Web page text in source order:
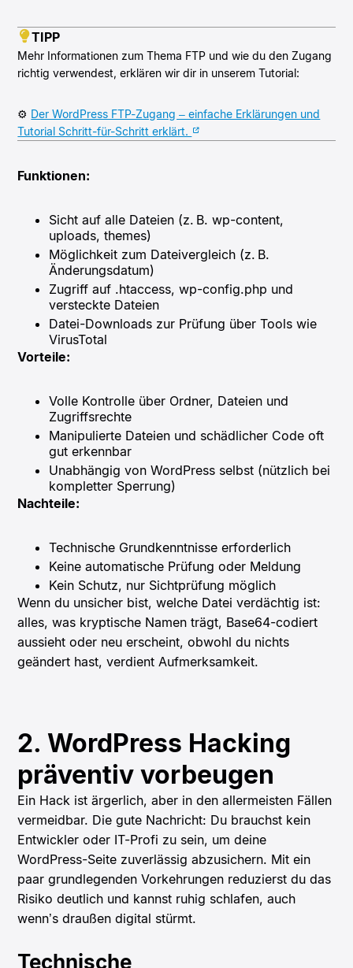
TIPP
Mehr Informationen zum Thema FTP und wie du den Zugang
richtig verwendest, erklären wir dir in unserem Tutorial:
⚙️ Der WordPress FTP-Zugang – einfache Erklärungen und
Tutorial Schritt-für-Schritt erklärt.
Funktionen:
Sicht auf alle Dateien (z. B. wp-content,
uploads, themes)
Möglichkeit zum Dateivergleich (z. B.
Änderungsdatum)
Zugriff auf .htaccess, wp-config.php und
versteckte Dateien
Datei-Downloads zur Prüfung über Tools wie
VirusTotal
Vorteile:
Volle Kontrolle über Ordner, Dateien und
Zugriffsrechte
Manipulierte Dateien und schädlicher Code oft
gut erkennbar
Unabhängig von WordPress selbst (nützlich bei
kompletter Sperrung)
Nachteile:
Technische Grundkenntnisse erforderlich
Keine automatische Prüfung oder Meldung
Kein Schutz, nur Sichtprüfung möglich
Wenn du unsicher bist, welche Datei verdächtig ist:
alles, was kryptische Namen trägt, Base64-codiert
aussieht oder neu erscheint, obwohl du nichts
geändert hast, verdient Aufmerksamkeit.
2. WordPress Hacking
präventiv vorbeugen
Ein Hack ist ärgerlich, aber in den allermeisten Fällen
vermeidbar. Die gute Nachricht: Du brauchst kein
Entwickler oder IT-Profi zu sein, um deine
WordPress-Seite zuverlässig abzusichern. Mit ein
paar grundlegenden Vorkehrungen reduzierst du das
Risiko deutlich und kannst ruhig schlafen, auch
wenn’s draußen digital stürmt.
Technische